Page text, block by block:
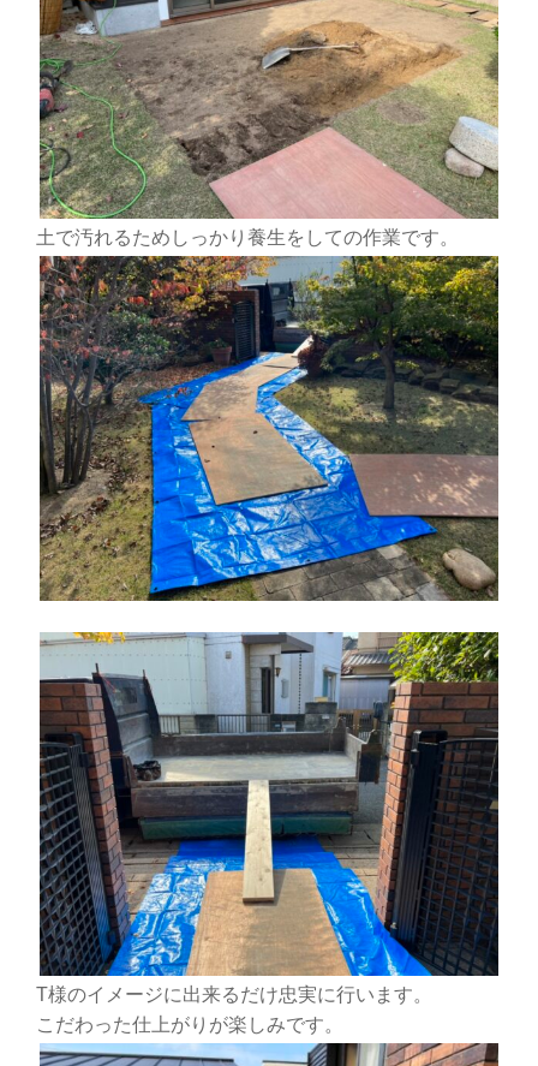
土で汚れるためしっかり養生をしての作業です。
T様のイメージに出来るだけ忠実に行います。
こだわった仕上がりが楽しみです。